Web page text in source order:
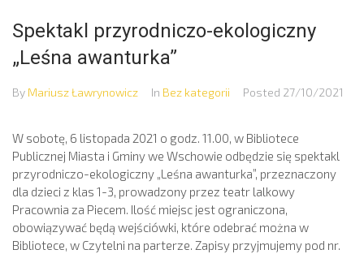
Spektakl przyrodniczo-ekologiczny
„Leśna awanturka”
By Mariusz Ławrynowicz In Bez kategorii Posted 27/10/2021
W sobotę, 6 listopada 2021 o godz. 11.00, w Bibliotece
Publicznej Miasta i Gminy we Wschowie odbędzie się spektakl
przyrodniczo-ekologiczny „Leśna awanturka”, przeznaczony
dla dzieci z klas 1-3, prowadzony przez teatr lalkowy
Pracownia za Piecem. Ilość miejsc jest ograniczona,
obowiązywać będą wejściówki, które odebrać można w
Bibliotece, w Czytelni na parterze. Zapisy przyjmujemy pod nr.